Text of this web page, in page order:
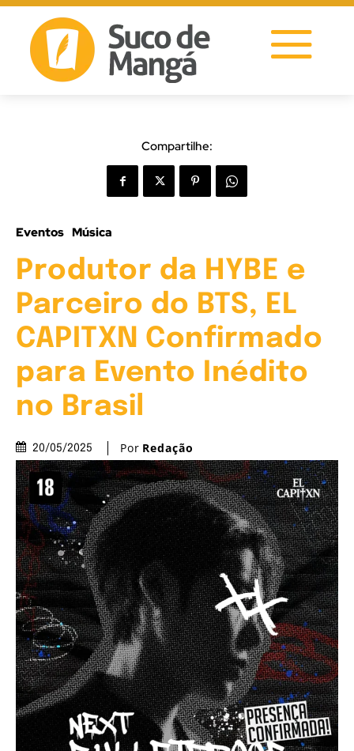
Compartilhe:
Eventos Música
Produtor da HYBE e
Parceiro do BTS, EL
CAPITXN Confirmado
para Evento Inédito
no Brasil
20/05/2025 Por Redação